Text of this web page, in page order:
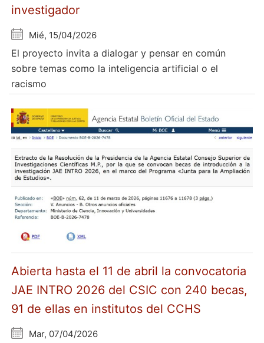
investigador
Mié, 15/04/2026
El proyecto invita a dialogar y pensar en común
sobre temas como la inteligencia artificial o el
racismo
Abierta hasta el 11 de abril la convocatoria
JAE INTRO 2026 del CSIC con 240 becas,
91 de ellas en institutos del CCHS
Mar, 07/04/2026